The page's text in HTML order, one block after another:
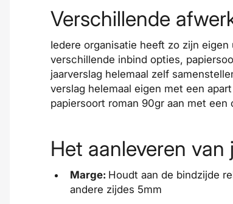
Verschillende
Iedere organisatie heeft zo zijn
verschillende inbind opties,
jaarverslag helemaal zelf
verslag helemaal eigen met een
papiersoort roman 90gr aan met een
Het aanleveren van
Marge: Houdt aan de bindzijde
andere zijdes 5mm